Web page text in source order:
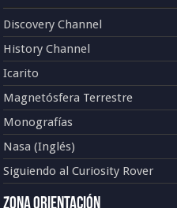
Discovery Channel
History Channel
Icarito
Magnetósfera Terrestre
Monografías
Nasa (Inglés)
Siguiendo al Curiosity Rover
Zona Orientación